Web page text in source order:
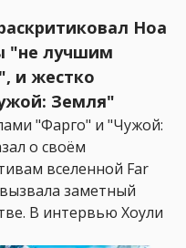
Ноа
"не лучшим
и жестко
Земля"
"Фарго" и "Чужой:
о своём
вселенной Far
заметный
В интервью Хоули